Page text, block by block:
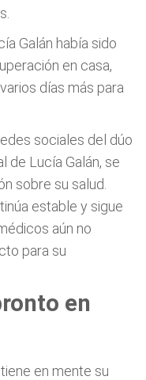
Galán había sido
en casa,
días más para
sociales del dúo
de Lucía Galán, se
sobre su salud.
estable y sigue
aún no
para su
en
en mente su